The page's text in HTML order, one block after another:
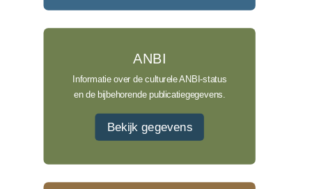
ANBI
Informatie over de culturele ANBI-status
en de bijbehorende publicatiegegevens.
Bekijk gegevens